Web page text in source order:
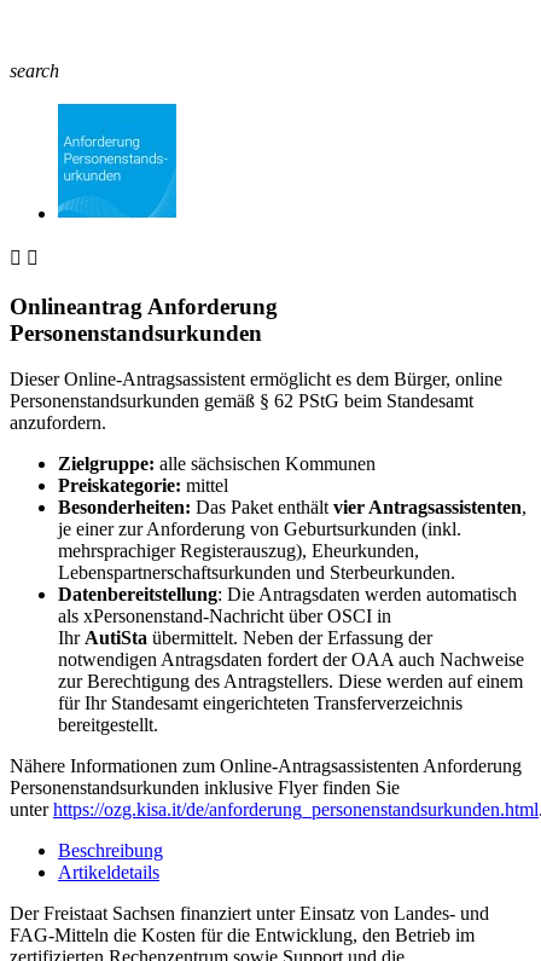
search
 
Onlineantrag Anforderung
Personenstandsurkunden
Dieser Online-Antragsassistent ermöglicht es dem Bürger, online
Personenstandsurkunden gemäß § 62 PStG beim Standesamt
anzufordern.
Zielgruppe: alle sächsischen Kommunen
Preiskategorie: mittel
Besonderheiten: Das Paket enthältvier Antragsassistenten,
je einer zur Anforderung von Geburtsurkunden (inkl.
mehrsprachiger Registerauszug), Eheurkunden,
Lebenspartnerschaftsurkunden und Sterbeurkunden.
Datenbereitstellung: Die Antragsdaten werden automatisch
als xPersonenstand-Nachricht über OSCI in
IhrAutiSta übermittelt. Neben der Erfassung der
notwendigen Antragsdaten fordert der OAA auch Nachweise
zur Berechtigung des Antragstellers. Diese werden auf einem
für Ihr Standesamt eingerichteten Transferverzeichnis
bereitgestellt.
Nähere Informationen zum Online-Antragsassistenten Anforderung
Personenstandsurkunden inklusive Flyer finden Sie
unterhttps://ozg.kisa.it/de/anforderung_personenstandsurkunden.html
Beschreibung
Artikeldetails
Der Freistaat Sachsen finanziert unter Einsatz von Landes- und
FAG-Mitteln die Kosten für die Entwicklung, den Betrieb im